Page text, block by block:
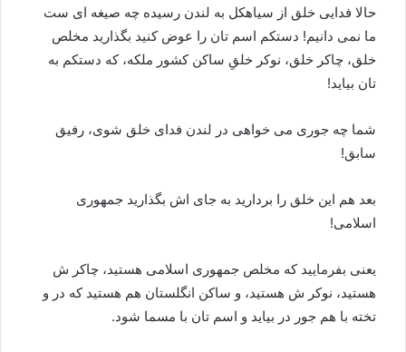
حالا فدایی خلق از سیاهکل به لندن رسیده چه صیغه ای ست
ما نمی دانیم! دستکم اسم تان را عوض کنید بگذارید مخلص
خلق، چاکر خلق، نوکر خلقِ ساکن کشور ملکه، که دستکم به
تان بیاید!
شما چه جوری می خواهی در لندن فدای خلق شوی، رفیق
سابق!
بعد هم این خلق را بردارید به جای اش بگذارید جمهوری
اسلامی!
یعنی بفرمایید که مخلص جمهوری اسلامی هستید، چاکر ش
هستید، نوکر ش هستید، و ساکن انگلستان هم هستید که در و
تخته با هم جور در بیاید و اسم تان با مسما شود.